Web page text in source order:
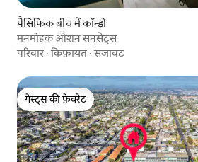
पैसिफिक बीच में कॉन्डो
मनमोहक ओशन सनसेट्स
परिवार ·किफ़ायत ·सजावट
गेस्ट्स की फ़ेवरेट
गेस्ट्स की फ़ेवरेट